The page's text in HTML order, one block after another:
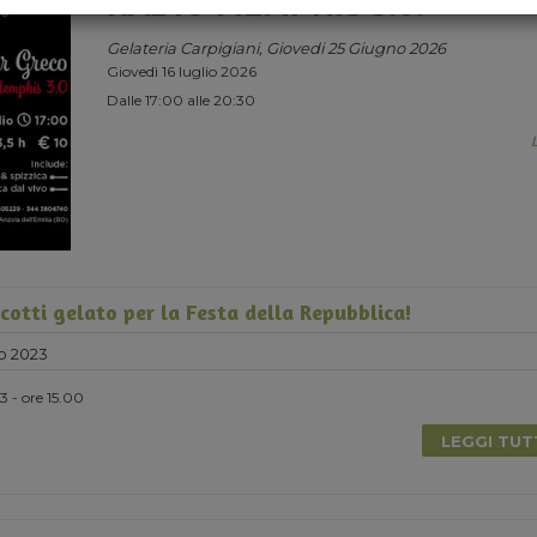
Gelateria Carpigiani, Giovedi 25 Giugno 2026
Giovedì 16 luglio 2026
Dalle 17:00 alle 20:30
gelato per la Festa della Repubblica!
2023
- ore 15.00
LEGGI